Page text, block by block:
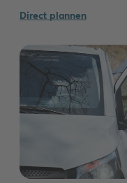
Direct plannen